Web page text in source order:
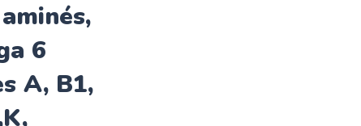
6
A, B1,